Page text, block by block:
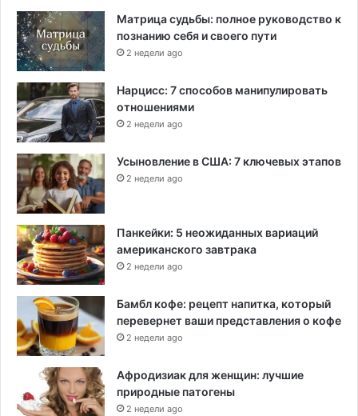
Матрица судьбы: полное руководство к
познанию себя и своего пути
2 недели ago
Нарцисс: 7 способов манипулировать
отношениями
2 недели ago
Усыновление в США: 7 ключевых этапов
2 недели ago
Панкейки: 5 неожиданных вариаций
американского завтрака
2 недели ago
Бамбл кофе: рецепт напитка, который
перевернет ваши представления о кофе
2 недели ago
Афродизиак для женщин: лучшие
природные патогены
2 недели ago